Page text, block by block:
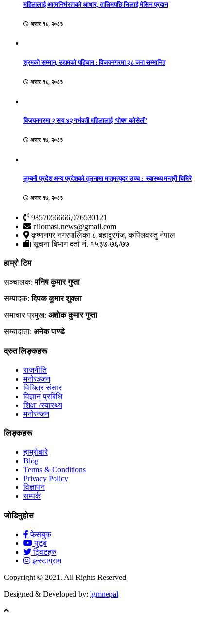
महिलालाई आत्मनिर्भरताको आधार, तालिमपछि सिलाई मेसिन प्रदान
असार १८, २०८३
श्रमको सम्मान, उद्यमको पहिचान : विजयनगरमा २८ जना सम्मानित
असार १८, २०८३
विजयनगरमा २ सय ४२ गर्भवती महिलालाई ‘पोषण कोसेली’
असार १७, २०८३
लुम्बनी प्रदेश अन्य प्रदेशको तुलनामा मातृमत्युदर उच्च : स्वास्थ्य मन्त्री घिमिरे
असार १७, २०८३
9857056666,076530121
nilomasi.news@gmail.com
कृष्णनगर नगरपालिका ८ बहादुरगंज, कपिलवस्तु नेपाल
सूचना बिभाग दर्ता नं. १५३७-७६/७७
हाम्रो टिम
सञ्चालक:मनिष कुमार गुप्ता
सम्पादक:दिपक कुमार शुक्ला
समाचार प्रमुख: अशाेक कुमार गुप्ता
सम्बादाता: अनेक पाण्डे
द्रुत लिङ्कहरू
राजनीति
मनोरञ्जन
विचित्र संसार
विज्ञान प्रबिधि
शिक्षा /स्वास्थ्य
मनोरन्जन
लिङ्कहरू
हाम्रोबारे
Blog
Terms & Conditions
Privacy Policy
विज्ञापन
सम्पर्क
जोडिनुहोस
फेसबुक
युटूब
ट्विटहरु
इन्स्टाग्राम
Copyright © 2021. All Rights Reserved.
Designed & Developed by: lgmnepal